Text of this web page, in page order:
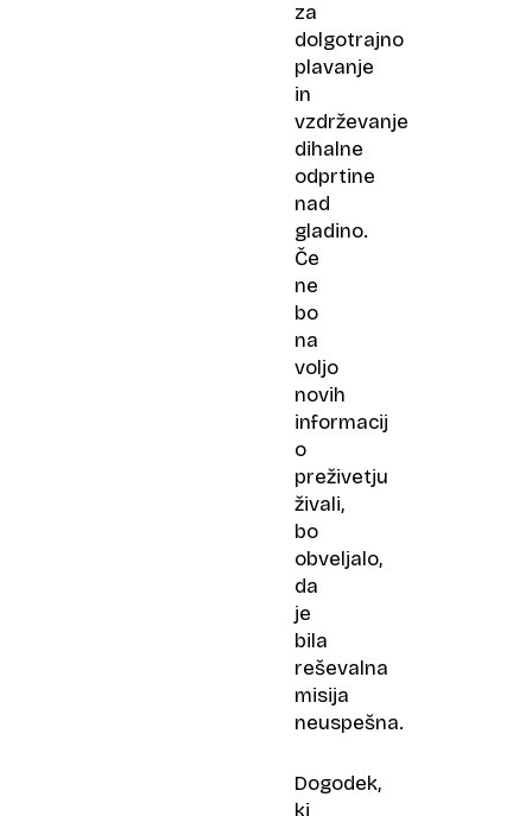
za
dolgotrajno
plavanje
in
vzdrževanje
dihalne
odprtine
nad
gladino.
Če
ne
bo
na
voljo
novih
informacij
o
preživetju
živali,
bo
obveljalo,
da
je
bila
reševalna
misija
neuspešna.
Dogodek,
ki